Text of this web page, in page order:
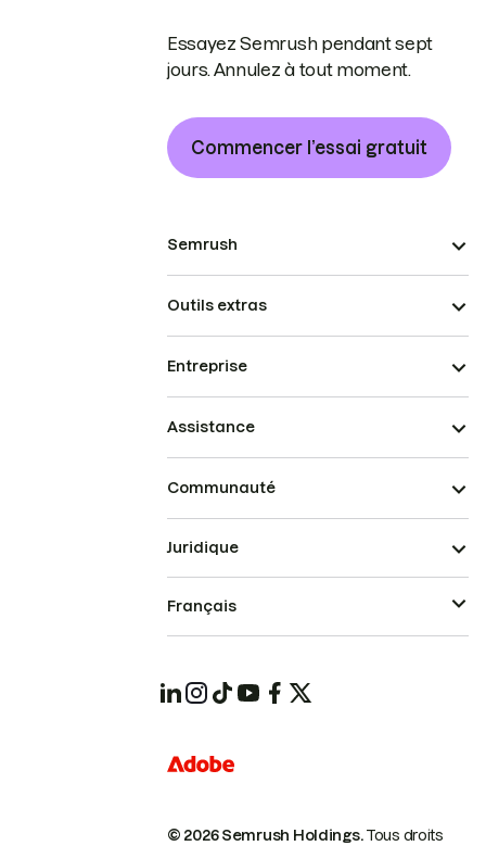
Essayez Semrush pendant sept
jours. Annulez à tout moment.
Commencer l’essai gratuit
Semrush
Outils extras
Entreprise
Assistance
Communauté
© 2026 Semrush Holdings.Tous droits
Juridique
Français